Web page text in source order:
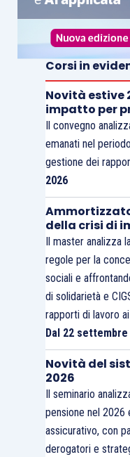
Corsi in
Novità estive
impatto per
Il convegno
emanati nel
gestione dei
2026
della crisi di
Il master analizza
regole per la
sociali e
di solidarietà e
rapporti di lavoro
Dal 22 settembre
Novità del
2026
Il seminario
pensione nel 2026
assicurativo, con
derogatori e